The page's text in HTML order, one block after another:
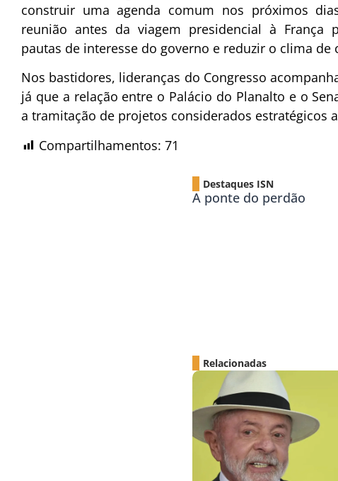
construir uma agenda comum nos próximos
reunião antes da viagem presidencial à França
pautas de interesse do governo e reduzir o clima
Nos bastidores, lideranças do Congresso
já que a relação entre o Palácio do Planalto e o
a tramitação de projetos considerados estratégicos
Compartilhamentos: 71
Destaques ISN
A ponte do perdão
Relacionadas